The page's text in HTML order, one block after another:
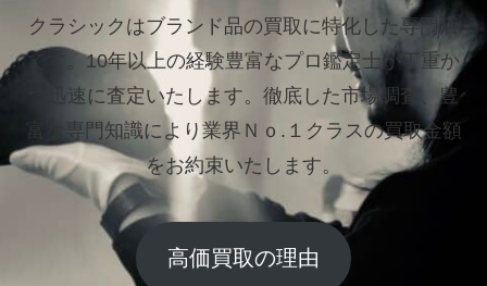
クラシックはブランド品の買取に特化した専門店
です。10年以上の経験豊富なプロ鑑定士が丁重か
つ迅速に査定いたします。 徹底した市場調査、豊
富な専門知識により業界Ｎｏ.１クラスの買取金額
をお約束いたします。
高価買取の理由